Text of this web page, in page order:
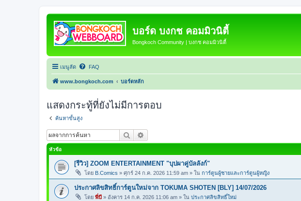
บอร์ด บงกช คอมมิวนิตี้
Bongkoch Community | บงกช คอมมิวนิตี้
เมนูลัด FAQ
www.bongkoch.com บอร์ดหลัก
แสดงกระทู้ที่ยังไม่มีการตอบ
ค้นหาขั้นสูง
ค้นหา
หัวข้อ
[รีวิว] ZOOM ENTERTAINMENT "บุปผาคู่บัลลังก์"
โดย B.Comics » ศุกร์ 24 ก.ค. 2026 11:59 am » ใน การ์ตูนผู้ชายและการ์ตูนผู้หญิง
ประกาศลิขสิทธิ์การ์ตูนใหม่จาก TOKUMA SHOTEN [BLY] 14/07/2026
โดย พี่บี » อังคาร 14 ก.ค. 2026 11:06 am » ใน ประกาศลิขสิทธิ์ใหม่